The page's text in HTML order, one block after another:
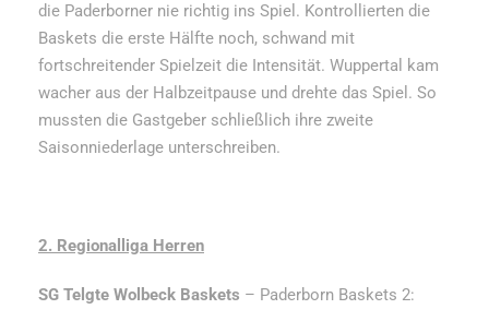
die Paderborner nie richtig ins Spiel. Kontrollierten die
Baskets die erste Hälfte noch, schwand mit
fortschreitender Spielzeit die Intensität. Wuppertal kam
wacher aus der Halbzeitpause und drehte das Spiel. So
mussten die Gastgeber schließlich ihre zweite
Saisonniederlage unterschreiben.
2. Regionalliga Herren
SG Telgte Wolbeck Baskets – Paderborn Baskets 2: